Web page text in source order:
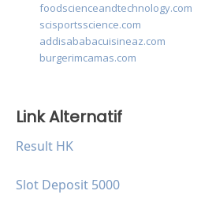
foodscienceandtechnology.com
scisportsscience.com
addisababacuisineaz.com
burgerimcamas.com
Link Alternatif
Result HK
Slot Deposit 5000